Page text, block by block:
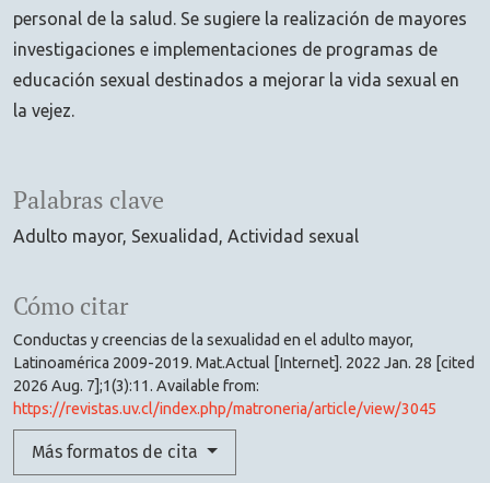
Palabras clave
Adulto mayor Sexualidad Actividad sexual
Cómo citar
Conductas y creencias de la sexualidad en el adulto mayor,
Latinoamérica 2009-2019. Mat.Actual [Internet]. 2022 Jan. 28 [cited
2026 Aug. 7];1(3):11. Available from:
https://revistas.uv.cl/index.php/matroneria/article/view/3045
Más formatos de cita
personal de la salud. Se sugiere la realización de mayores
investigaciones e implementaciones de programas de
educación sexual destinados a mejorar la vida sexual en
la vejez.